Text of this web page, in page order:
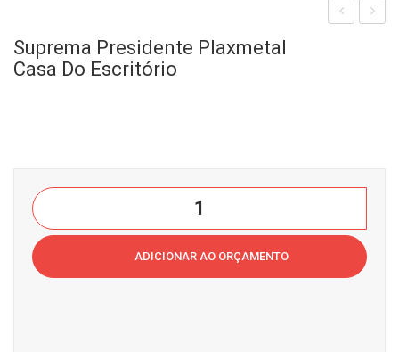
Plax
al
Cas
do
Esc
Suprema Presidente Plaxmetal
Casa Do Escritório
Suprema
Presidente
Plaxmetal
Casa
ADICIONAR AO ORÇAMENTO